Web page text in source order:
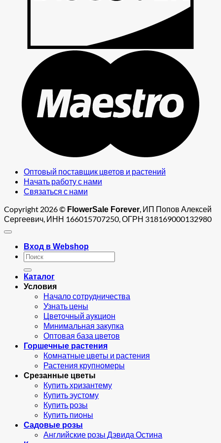
Оптовый поставщик цветов и растений
Начать работу с нами
Связаться с нами
Copyright 2026 © FlowerSale Forever, ИП Попов Алексей
Сергеевич, ИНН 166015707250, ОГРН 318169000132980
Вход в Webshop
Искать:
Каталог
Условия
Начало сотрудничества
Узнать цены
Цветочный аукцион
Минимальная закупка
Оптовая база цветов
Горшечные растения
Комнатные цветы и растения
Растения крупномеры
Срезанные цветы
Купить хризантему
Купить эустому
Купить розы
Купить пионы
Садовые розы
Английские розы Дэвида Остина